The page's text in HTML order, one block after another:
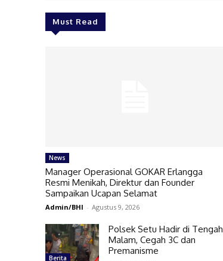
Must Read
News
Manager Operasional GOKAR Erlangga
Resmi Menikah, Direktur dan Founder
Sampaikan Ucapan Selamat
Admin/BHI - Agustus 9, 2026
Berita
Polsek Setu Hadir di Tengah
Malam, Cegah 3C dan
Premanisme